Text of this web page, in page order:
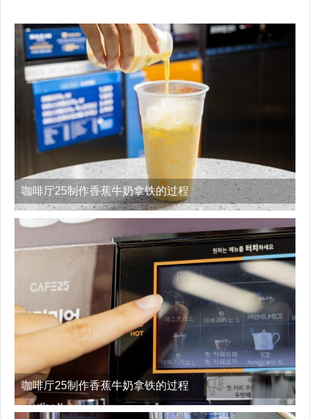
咖啡厅25制作香蕉牛奶拿铁的过程
咖啡厅25制作香蕉牛奶拿铁的过程